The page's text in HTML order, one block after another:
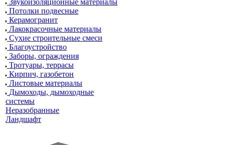
Звукоизоляционные материалы
Потолки подвесные
Керамогранит
Лакокрасочные материалы
Сухие строительные смеси
Благоустройство
Заборы, ограждения
Тротуары, террасы
Кирпич, газобетон
Листовые материалы
Дымоходы, дымоходные
системы
Неразобранные
Ландшафт